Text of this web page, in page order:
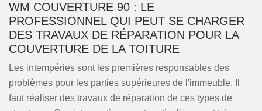
WM COUVERTURE 90 : LE
PROFESSIONNEL QUI PEUT SE CHARGER
DES TRAVAUX DE RÉPARATION POUR LA
COUVERTURE DE LA TOITURE
Les intempéries sont les premières responsables des
problèmes pour les parties supérieures de l'immeuble. Il
faut réaliser des travaux de réparation de ces types de